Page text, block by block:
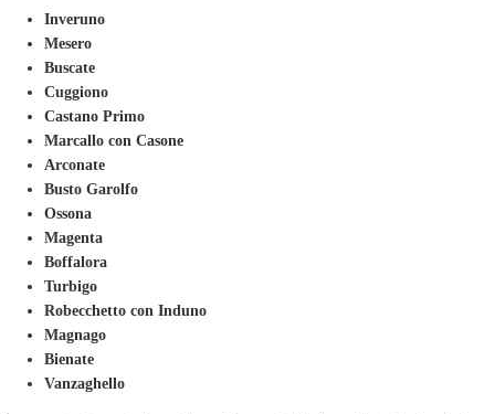
Inveruno
Mesero
Buscate
Cuggiono
Castano Primo
Marcallo con Casone
Arconate
Busto Garolfo
Ossona
Magenta
Boffalora
Turbigo
Robecchetto con Induno
Magnago
Bienate
Vanzaghello